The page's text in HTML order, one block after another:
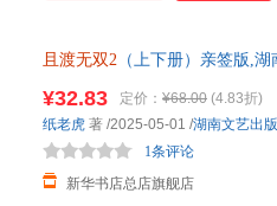
且渡无双2 （上下册）亲签版,
13284178503
¥32.83 定价： ¥68.00 (4.83折)
新华书店总店旗舰店
1条评论
纸老虎 著 /2025-05-01 /湖南文艺出